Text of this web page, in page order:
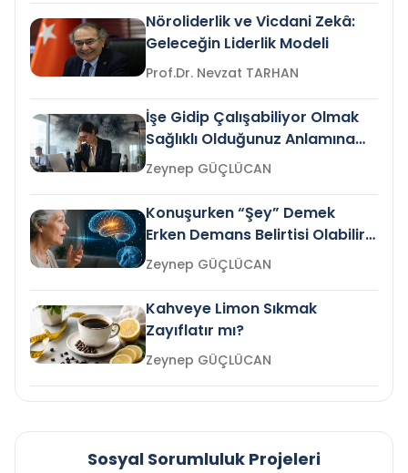
Nöroliderlik ve Vicdani Zekâ:
Geleceğin Liderlik Modeli
Prof.Dr. Nevzat TARHAN
İşe Gidip Çalışabiliyor Olmak
Sağlıklı Olduğunuz Anlamına
Gelir mi?Zeynep GÜÇLÜCAN
Konuşurken “Şey” Demek
Erken Demans Belirtisi Olabilir
mi?
Zeynep GÜÇLÜCAN
Kahveye Limon Sıkmak
Zayıflatır mı?
Zeynep GÜÇLÜCAN
Sosyal Sorumluluk Projeleri